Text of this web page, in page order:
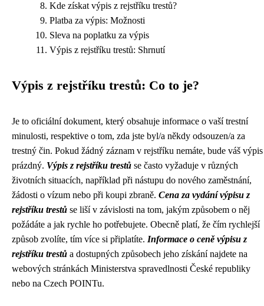
Kde získat výpis z rejstříku trestů?
Platba za výpis: Možnosti
Sleva na poplatku za výpis
Výpis z rejstříku trestů: Shrnutí
Výpis z rejstříku trestů: Co to je?
Je to oficiální dokument, který obsahuje informace o vaší trestní
minulosti, respektive o tom, zda jste byl/a někdy odsouzen/a za
trestný čin. Pokud žádný záznam v rejstříku nemáte, bude váš výpis
prázdný. Výpis z rejstříku trestů se často vyžaduje v různých
životních situacích, například při nástupu do nového zaměstnání,
žádosti o vízum nebo při koupi zbraně. Cena za vydání výpisu z
rejstříku trestů se liší v závislosti na tom, jakým způsobem o něj
požádáte a jak rychle ho potřebujete. Obecně platí, že čím rychlejší
způsob zvolíte, tím více si připlatíte. Informace o ceně výpisu z
rejstříku trestů a dostupných způsobech jeho získání najdete na
webových stránkách Ministerstva spravedlnosti České republiky
nebo na Czech POINTu.